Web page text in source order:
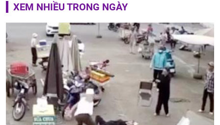
XEM NHIỀU TRONG NGÀY